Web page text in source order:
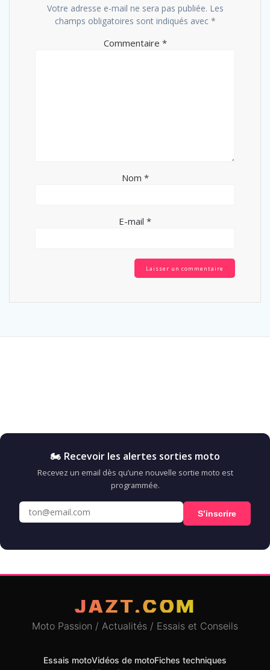
Votre adresse e-mail ne sera pas publiée. Les
champs obligatoires sont indiqués avec *
Commentaire *
Nom *
E-mail *
🏍️ Recevoir les alertes sorties moto
Recevez un email dès qu’une nouvelle sortie moto est
programmée.
S’inscrire
JAZT.COM
Moto Passion / Actualités / Essais et Conseils
Essais motoVidéos de motoFiches techniques